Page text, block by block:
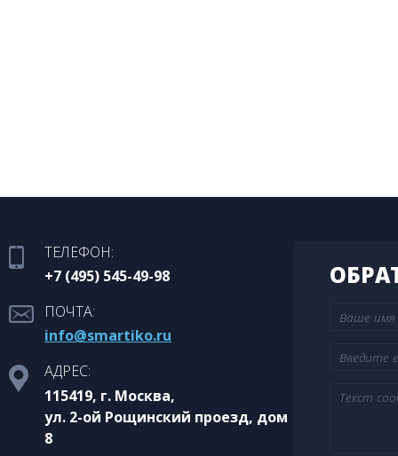
ТЕЛЕФОН:
+7 (495) 545-49-98
ПОЧТА:
info@smartiko.ru
АДРЕС:
115419, г. Москва,
ул. 2-ой Рощинский проезд, дом
8